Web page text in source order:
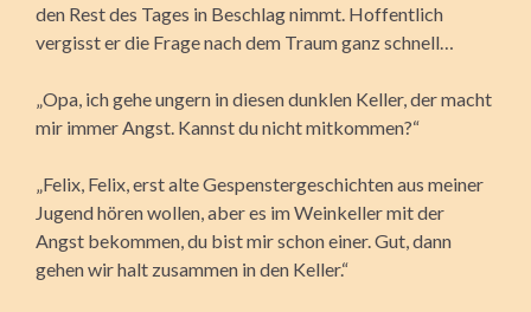
den Rest des Tages in Beschlag nimmt. Hoffentlich
vergisst er die Frage nach dem Traum ganz schnell…
„Opa, ich gehe ungern in diesen dunklen Keller, der macht
mir immer Angst. Kannst du nicht mitkommen?“
„Felix, Felix, erst alte Gespenstergeschichten aus meiner
Jugend hören wollen, aber es im Weinkeller mit der
Angst bekommen, du bist mir schon einer. Gut, dann
gehen wir halt zusammen in den Keller.“